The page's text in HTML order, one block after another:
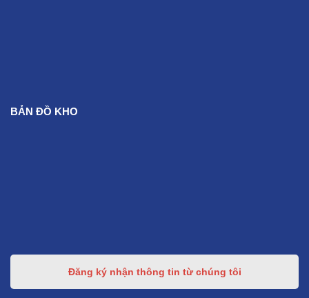
BẢN ĐỒ KHO
Đăng ký nhận thông tin từ chúng tôi